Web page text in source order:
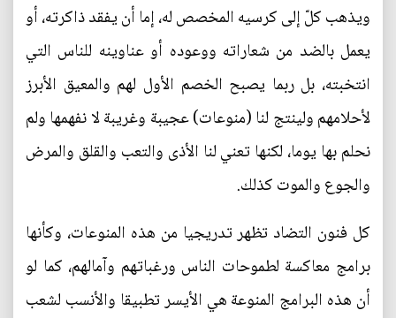
ويذهب كلّ إلى كرسيه المخصص له، إما أن يفقد ذاكرته، أو
يعمل بالضد من شعاراته ووعوده أو عناوينه للناس التي
انتخبته، بل ربما يصبح الخصم الأول لهم والمعيق الأبرز
لأحلامهم ولينتج لنا (منوعات) عجيبة وغريبة لا نفهمها ولم
نحلم بها يوما، لكنها تعني لنا الأذى والتعب والقلق والمرض
والجوع والموت كذلك.
كل فنون التضاد تظهر تدريجيا من هذه المنوعات، وكأنها
برامج معاكسة لطموحات الناس ورغباتهم وآمالهم، كما لو
أن هذه البرامج المنوعة هي الأيسر تطبيقا والأنسب لشعب